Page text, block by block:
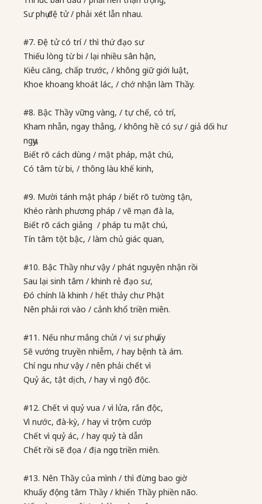
Sư phụ đệ tử / phải xét lẫn nhau.
#7. Đệ tử có trí / thì thứ đạo sư
Thiếu lòng từ bi / lại nhiều sân hận,
Kiêu căng, chấp trước, / không giữ giới luật,
Khoe khoang khoát lác, / chớ nhận làm Thầy.
#8. Bậc Thầy vững vàng, / tự chế, có trí,
Kham nhẫn, ngay thẳng, / không hề có sự / giả dối hư
ngụy,
Biết rõ cách dùng / mật pháp, mật chú,
Có tâm từ bi, / thông làu khế kinh,
#9. Mười tánh mật pháp / biết rõ tường tận,
Khéo rành phương pháp / vẽ mạn đà la,
Biết rõ cách giảng / pháp tu mật chú,
Tín tâm tột bậc, / làm chủ giác quan,
#10. Bậc Thầy như vậy / phát nguyện nhận rồi
Sau lại sinh tâm / khinh rẻ đạo sư,
Đó chính là khinh / hết thảy chư Phật
Nên phải rơi vào / cảnh khổ triền miên.
#11. Nếu như mắng chửi / vị sư phụ ấy
Sẽ vướng truyền nhiễm, / hay bệnh tà ám.
Chí ngu như vậy / nên phải chết vì
Quỷ ác, tật dịch, / hay vì ngộ độc.
#12. Chết vì quỷ vua / vì lửa, rắn độc,
Vì nước, đà-kỳ, / hay vì trộm cướp
Chết vì quỷ ác, / hay quỷ tà dẫn
Chết rồi sẽ đọa / địa ngục triền miên.
#13. Nên Thầy của mình / thì đừng bao giờ
Khuấy động tâm Thầy / khiến Thầy phiền não.